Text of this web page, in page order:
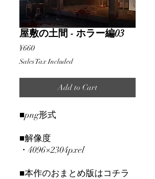
屋敷の土間 - ホラー編03
¥660Price
Sales Tax Included
Add to Cart
■png形式
■解像度
・4096×2304pxel
■本作のおまとめ版はコチラ